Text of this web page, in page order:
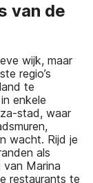
van de
wijk, maar
regio’s
te
enkele
stad, waar
wacht. Rijd je
als
van Marina
restaurants te